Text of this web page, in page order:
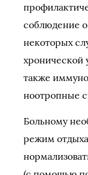
соблюдение
некоторых
хронической
также
ноотропные
Больному
режим